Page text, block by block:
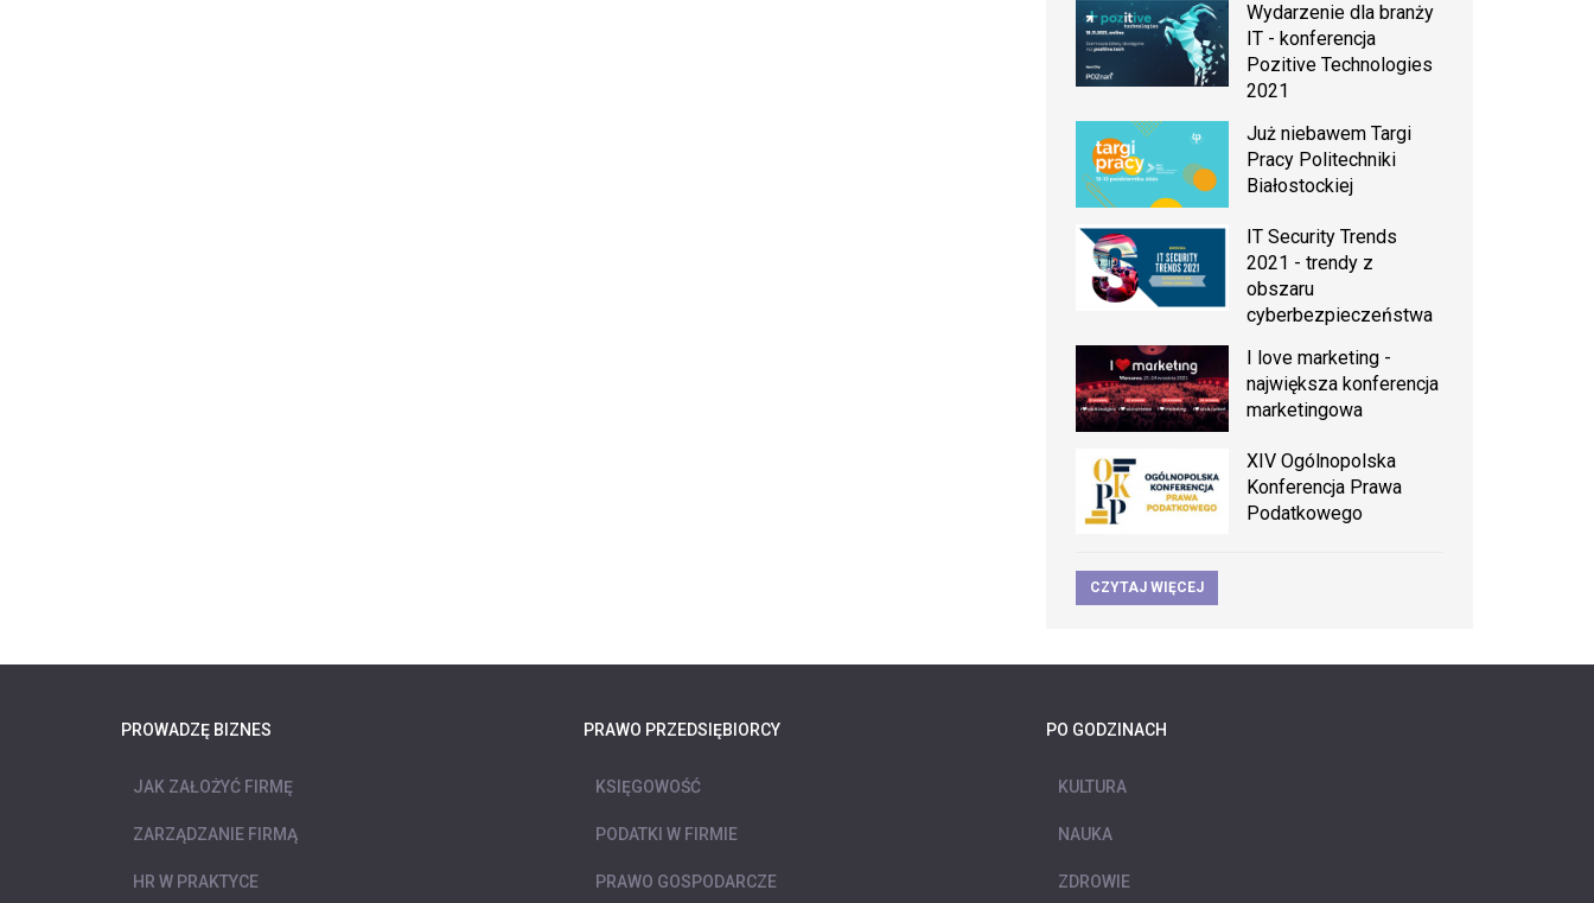
Wydarzenie dla branży
IT - konferencja
Pozitive Technologies
2021
Już niebawem Targi
Pracy Politechniki
Białostockiej
IT Security Trends
2021 - trendy z
obszaru
cyberbezpieczeństwa
I love marketing -
największa konferencja
marketingowa
XIV Ogólnopolska
Konferencja Prawa
Podatkowego
CZYTAJ WIĘCEJ
PROWADZĘ BIZNES
JAK ZAŁOŻYĆ FIRMĘ
ZARZĄDZANIE FIRMĄ
HR W PRAKTYCE
PRAWO PRZEDSIĘBIORCY
KSIĘGOWOŚĆ
PODATKI W FIRMIE
PRAWO GOSPODARCZE
PO GODZINACH
KULTURA
NAUKA
ZDROWIE